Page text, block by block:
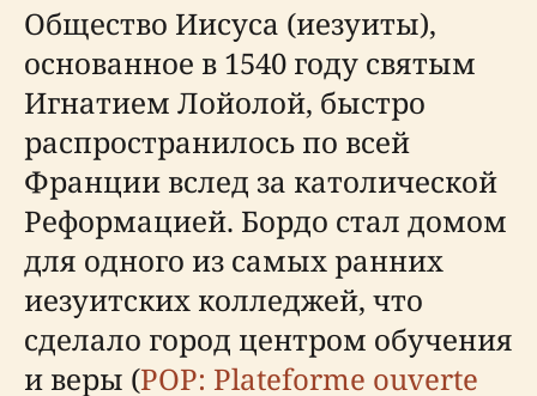
Общество Иисуса (иезуиты),
основанное в 1540 году святым
Игнатием Лойолой, быстро
распространилось по всей
Франции вслед за католической
Реформацией. Бордо стал домом
для одного из самых ранних
иезуитских колледжей, что
сделало город центром обучения
и веры (POP: Plateforme ouverte